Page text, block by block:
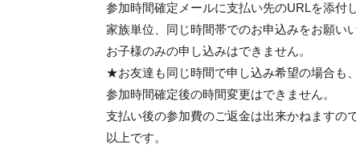
参加時間確定メールに支払い先のURLを添付
家族単位、同じ時間帯でのお申込みをお願い
お子様のみの申し込みはできません。
★お友達も同じ時間で申し込み希望の場合も
参加時間確定後の時間変更はできません。
支払い後の参加費のご返金は出来かねますの
以上です。